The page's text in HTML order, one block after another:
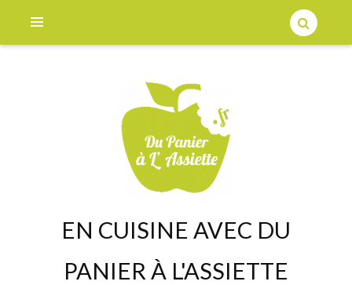
EN CUISINE AVEC DU
PANIER À L'ASSIETTE